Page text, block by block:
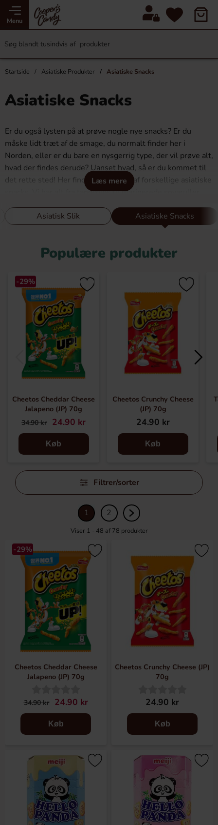
Menu
Startside Asiatiske Produkter Asiatiske Snacks
Asiatiske Snacks
Læs mere
Er du også lysten på at prøve nogle nye snacks? Er du
måske lidt træt af de smage, du normalt finder her i
Norden, eller er du bare en nysgerrig type, der vil prøve alt,
hvad der findes derude? Uanset hvad, så er du kommet til
det rette sted! Her finder du masser af forskellige asiatiske
snacks. Vi har alt fra tangchips til marinerede soyaruller.
rejer? Eller måske tangruller? Her finder du smage og
varianter, du sandsynligvis aldrig har stødt på før, hvilket
opdag din nye favorit eller inviter kammeraten til en buffet
Asiatisk Slik Asiatiske Snacks
Populære produkter
-29%
Cheetos Cheddar Cheese
Jalapeno (JP) 70g
34.90 kr 24.90 kr
Køb
Cheetos Crunchy Cheese
(JP) 70g
24.90 kr
Køb
Spring
filtre
Filtrer/sorter
1 2
Viser 1 - 48 af 78 produkter
-29%
Cheetos Cheddar Cheese
Jalapeno (JP) 70g
34.90 kr 24.90 kr
Køb
Cheetos Crunchy Cheese (JP)
70g
24.90 kr
Køb